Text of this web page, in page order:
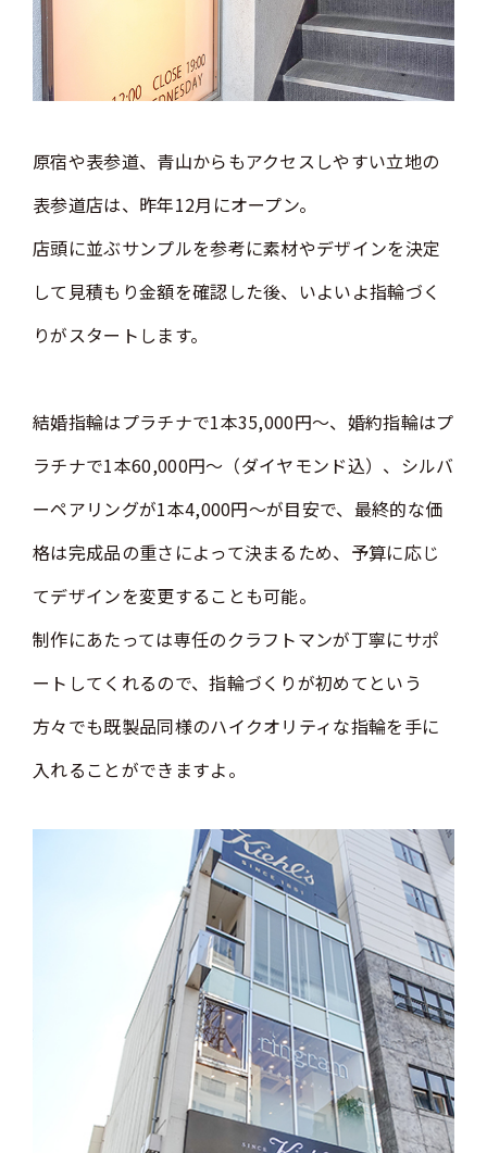
原宿や表参道、青山からもアクセスしやすい立地の
表参道店は、昨年12月にオープン。
店頭に並ぶサンプルを参考に素材やデザインを決定
して見積もり金額を確認した後、いよいよ指輪づく
りがスタートします。
結婚指輪はプラチナで1本35,000円～、婚約指輪はプ
ラチナで1本60,000円～（ダイヤモンド込）、シルバ
ーペアリングが1本4,000円～が目安で、最終的な価
格は完成品の重さによって決まるため、予算に応じ
てデザインを変更することも可能。
制作にあたっては専任のクラフトマンが丁寧にサポ
ートしてくれるので、指輪づくりが初めてという
方々でも既製品同様のハイクオリティな指輪を手に
入れることができますよ。